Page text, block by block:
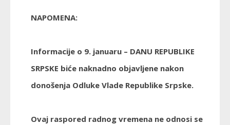
NAPOMENA:
Informacije o 9. januaru – DANU REPUBLIKE
SRPSKE biće naknadno objavljene nakon
donošenja Odluke Vlade Republike Srpske.
Ovaj raspored radnog vremena ne odnosi se